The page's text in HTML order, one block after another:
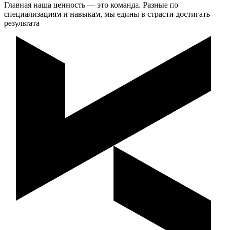
Главная наша ценность — это команда. Разные по
специализациям и навыкам, мы едины в страсти достигать
результата